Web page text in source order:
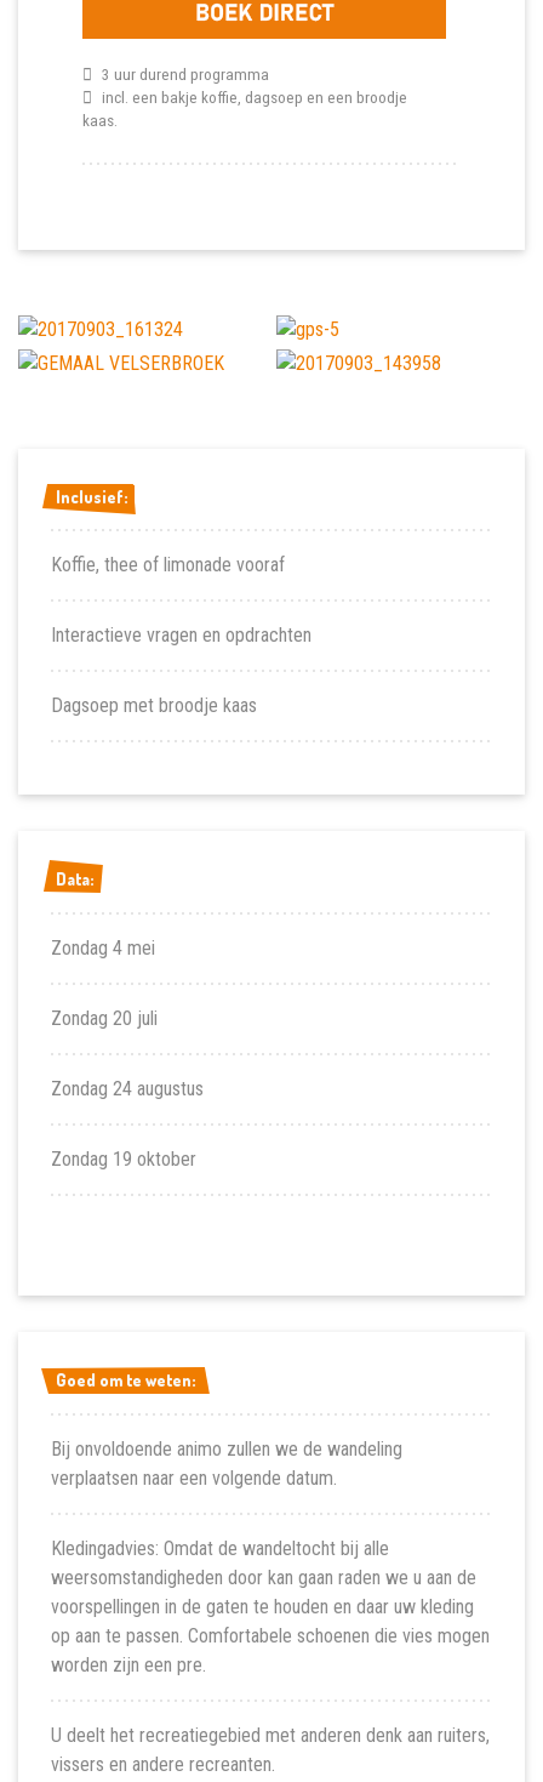
3 uur durend programma
incl. een bakje koffie, dagsoep en een broodje
kaas.
Inclusief:
Inclusief:
Koffie, thee of limonade vooraf
Interactieve vragen en opdrachten
Dagsoep met broodje kaas
Data:
Data:
Zondag 4 mei
Zondag 20 juli
Zondag 24 augustus
Zondag 19 oktober
Goed om te weten:
Goed om te weten:
Bij onvoldoende animo zullen we de wandeling
verplaatsen naar een volgende datum.
Kledingadvies: Omdat de wandeltocht bij alle
weersomstandigheden door kan gaan raden we u aan de
voorspellingen in de gaten te houden en daar uw kleding
op aan te passen. Comfortabele schoenen die vies mogen
worden zijn een pre.
U deelt het recreatiegebied met anderen denk aan ruiters,
vissers en andere recreanten.